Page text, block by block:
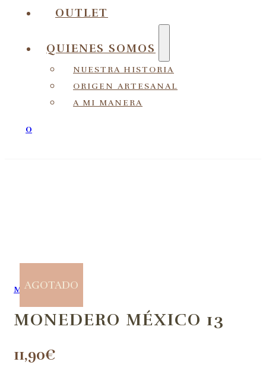
OUTLET
QUIENES SOMOS
NUESTRA HISTORIA
ORIGEN ARTESANAL
A MI MANERA
0
AGOTADO
MONEDEROS
MONEDERO MÉXICO 13
11,90€